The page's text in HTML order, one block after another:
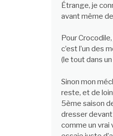
Étrange, je
avant même
Pour
c’est l’un des
(le tout dans
Sinon mon
reste, et de
5ème saison
dresser
comme un vrai